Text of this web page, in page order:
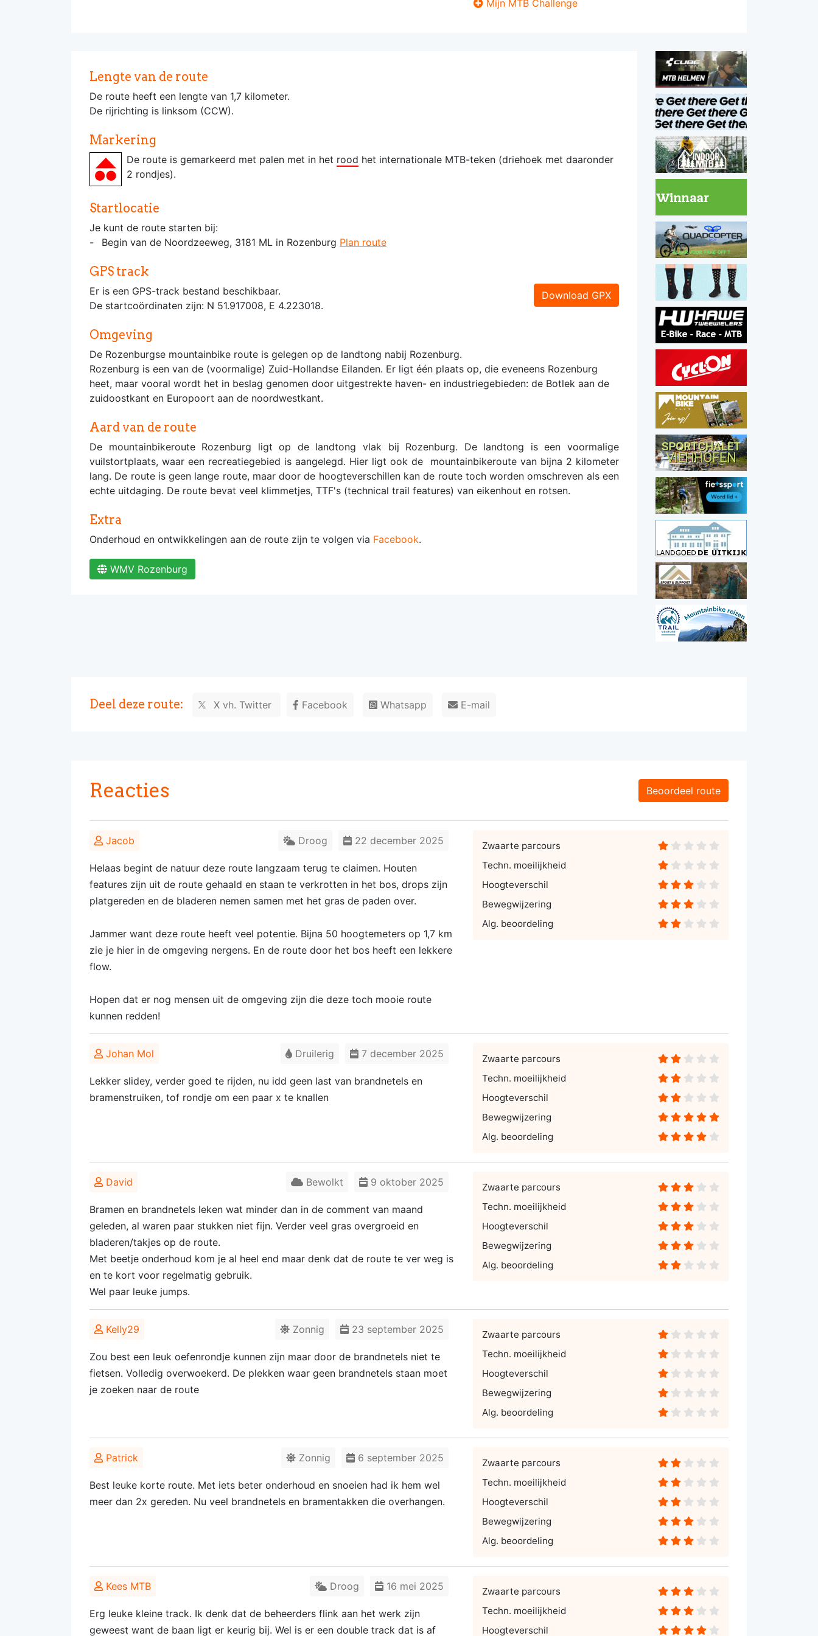
Mijn MTB Challenge
Lengte van de route
De route heeft een lengte van 1,7 kilometer.
De rijrichting is linksom (CCW).
Markering
De route is gemarkeerd met palen met in het rood het internationale MTB-teken (driehoek met daaronder
2 rondjes).
Startlocatie
Je kunt de route starten bij:
Begin van de Noordzeeweg, 3181 ML in Rozenburg Plan route
GPS track
Download GPX
Er is een GPS-track bestand beschikbaar.
De startcoördinaten zijn: N 51.917008, E 4.223018.
Omgeving
De Rozenburgse mountainbike route is gelegen op de landtong nabij Rozenburg.
Rozenburg is een van de (voormalige) Zuid-Hollandse Eilanden. Er ligt één plaats op, die eveneens Rozenburg
heet, maar vooral wordt het in beslag genomen door uitgestrekte haven- en industriegebieden: de Botlek aan de
zuidoostkant en Europoort aan de noordwestkant.
Aard van de route
De mountainbikeroute Rozenburg ligt op de landtong vlak bij Rozenburg. De landtong is een voormalige
vuilstortplaats, waar een recreatiegebied is aangelegd. Hier ligt ook de mountainbikeroute van bijna 2 kilometer
lang. De route is geen lange route, maar door de hoogteverschillen kan de route toch worden omschreven als een
echte uitdaging. De route bevat veel klimmetjes, TTF's (technical trail features) van eikenhout en rotsen.
Extra
Onderhoud en ontwikkelingen aan de route zijn te volgen via Facebook.
WMV Rozenburg
Deel deze route: X vh. Twitter Facebook Whatsapp E-mail
Reacties Beoordeel route
Jacob 22 december 2025
Droog
Helaas begint de natuur deze route langzaam terug te claimen. Houten
features zijn uit de route gehaald en staan te verkrotten in het bos, drops zijn
platgereden en de bladeren nemen samen met het gras de paden over.
Jammer want deze route heeft veel potentie. Bijna 50 hoogtemeters op 1,7 km
zie je hier in de omgeving nergens. En de route door het bos heeft een lekkere
flow.
Hopen dat er nog mensen uit de omgeving zijn die deze toch mooie route
kunnen redden!
Zwaarte parcours
Techn. moeilijkheid
Hoogteverschil
Bewegwijzering
Alg. beoordeling
Johan Mol 7 december 2025
Druilerig
Lekker slidey, verder goed te rijden, nu idd geen last van brandnetels en
bramenstruiken, tof rondje om een paar x te knallen
Zwaarte parcours
Techn. moeilijkheid
Hoogteverschil
Bewegwijzering
Alg. beoordeling
David 9 oktober 2025
Bewolkt
Bramen en brandnetels leken wat minder dan in de comment van maand
geleden, al waren paar stukken niet fijn. Verder veel gras overgroeid en
bladeren/takjes op de route.
Met beetje onderhoud kom je al heel end maar denk dat de route te ver weg is
en te kort voor regelmatig gebruik.
Wel paar leuke jumps.
Zwaarte parcours
Techn. moeilijkheid
Hoogteverschil
Bewegwijzering
Alg. beoordeling
Kelly29 23 september 2025
Zonnig
Zou best een leuk oefenrondje kunnen zijn maar door de brandnetels niet te
fietsen. Volledig overwoekerd. De plekken waar geen brandnetels staan moet
je zoeken naar de route
Zwaarte parcours
Techn. moeilijkheid
Hoogteverschil
Bewegwijzering
Alg. beoordeling
Patrick 6 september 2025
Zonnig
Best leuke korte route. Met iets beter onderhoud en snoeien had ik hem wel
meer dan 2x gereden. Nu veel brandnetels en bramentakken die overhangen.
Zwaarte parcours
Techn. moeilijkheid
Hoogteverschil
Bewegwijzering
Alg. beoordeling
Kees MTB 16 mei 2025
Droog
Erg leuke kleine track. Ik denk dat de beheerders flink aan het werk zijn
geweest want de baan ligt er keurig bij. Wel is er een double track dat is af
Zwaarte parcours
Techn. moeilijkheid
Hoogteverschil